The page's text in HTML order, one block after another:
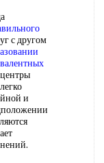
с другом
и